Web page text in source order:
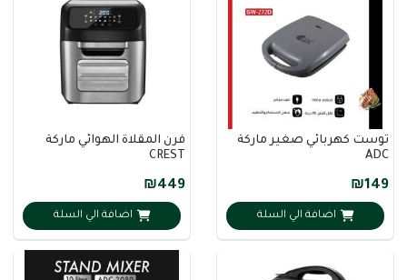
توست كهربائي صغير ماركة
ADC
₪149
اضافة الي السلة
فرن المقلاة الهوائي ماركة
CREST
₪449
اضافة الي السلة